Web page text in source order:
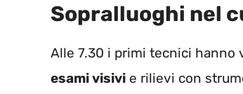
Sopralluoghi nel
Alle 7.30 i primi tecnici hanno
esami visivi e rilievi con